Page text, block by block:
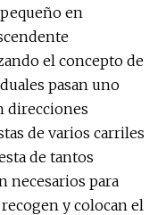
en
el concepto de
pasan uno
direcciones
de varios carriles
de tantos
necesarios para
y colocan el